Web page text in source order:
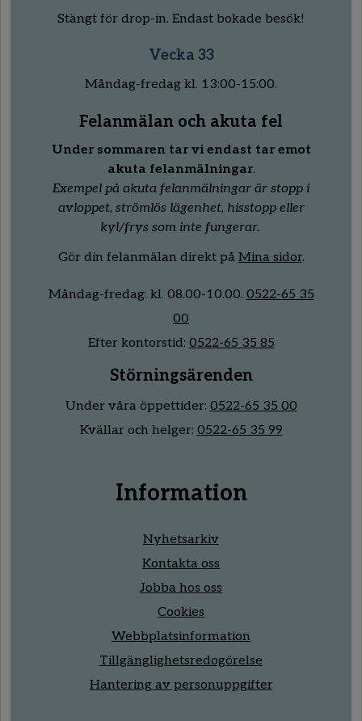
Stängt för drop-in. Endast bokade besök!
Vecka 33
Måndag-fredag kl. 13:00-15:00.
Felanmälan och akuta fel
Under sommaren tar vi endast tar emot
akuta felanmälningar.
Exempel på akuta felanmälningar är stopp i
avloppet, strömlös lägenhet, hisstopp eller
kyl/frys som inte fungerar.
Gör din felanmälan direkt på Mina sidor.
Måndag-fredag: kl. 08.00-10.00. 0522-65 35
00
Efter kontorstid: 0522-65 35 85
Störningsärenden
Under våra öppettider: 0522-65 35 00
Kvällar och helger: 0522-65 35 99
Information
Nyhetsarkiv
Kontakta oss
Jobba hos oss
Cookies
Webbplatsinformation
Tillgänglighetsredogörelse
Hantering av personuppgifter